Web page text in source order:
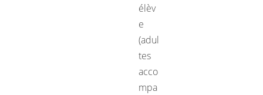
élèv
e
(adul
tes
acco
mpa